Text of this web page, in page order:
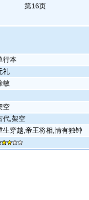
第16页
行本
礼
敏
空
代,架空
生穿越,帝王将相,情有独钟